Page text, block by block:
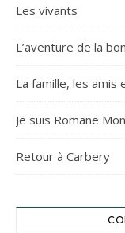
Les vivants
L’aventure de la
La famille, les amis
Je suis Romane
Retour à Carbery